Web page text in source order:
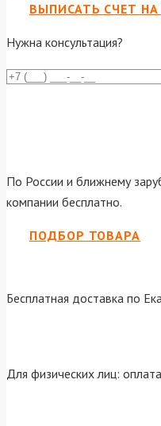
ВЫПИСАТЬ СЧЕТ
Нужна консультация?
По России и ближнему
компании бесплатно.
ПОДБОР ТОВАРА
Бесплатная доставка по
Для физических лиц: